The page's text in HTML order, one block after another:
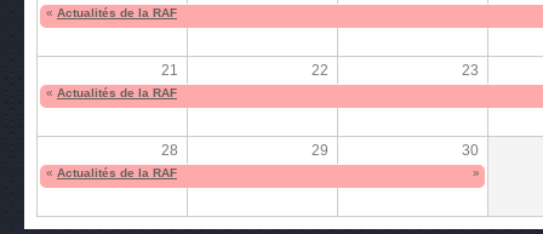
« Actualités de la RAF
21 22 23
« Actualités de la RAF
28 29 30
« Actualités de la RAF »